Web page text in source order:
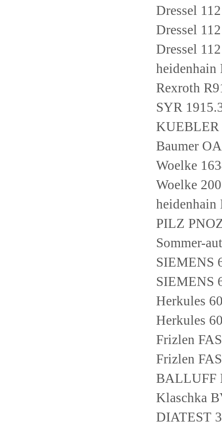
Dressel
Dressel
Dressel
heidenhain
Rexroth
SYR
KUEBLER
Baumer
Woelke
Woelke
heidenhain
PILZ
Sommer-
SIEMENS
SIEMENS
Herkules
Herkules
Frizlen
Frizlen
BALLUFF
Klaschka
DIATEST